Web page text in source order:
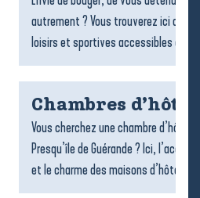
autrement ? Vous trouverez ici de
loisirs et sportives accessibles aux
Chambres d’hôtes
Vous cherchez une chambre d’hôtes
Presqu’île de Guérande ? Ici,
et le charme des maisons d’hôtes